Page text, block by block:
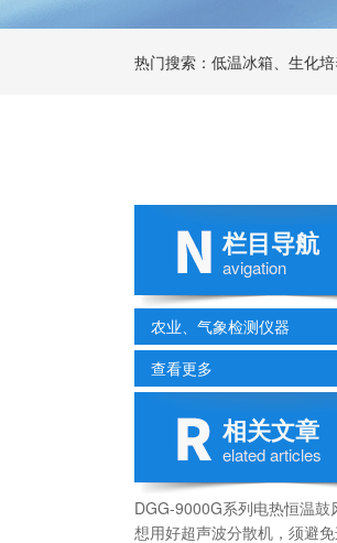
热门搜索：低温冰箱、生化
栏目导航
avigation
农业、气象检测仪器
查看更多
相关文章
elated articles